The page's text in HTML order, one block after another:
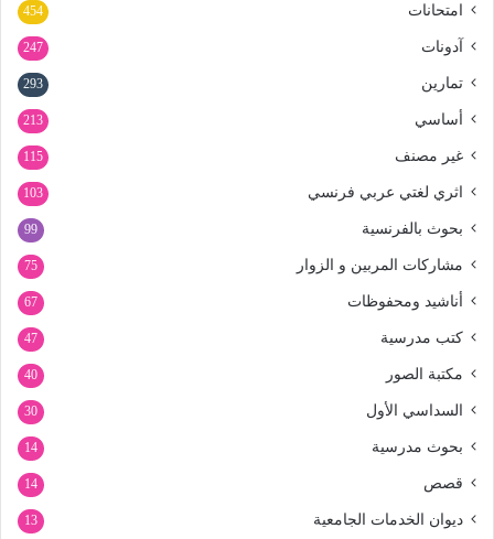
امتحانات 454
آدونات 247
تمارين 293
أساسي 213
غير مصنف 115
اثري لغتي عربي فرنسي 103
بحوث بالفرنسية 99
مشاركات المربين و الزوار 75
أناشيد ومحفوظات 67
كتب مدرسية 47
مكتبة الصور 40
السداسي الأول 30
بحوث مدرسية 14
قصص 14
ديوان الخدمات الجامعية 13